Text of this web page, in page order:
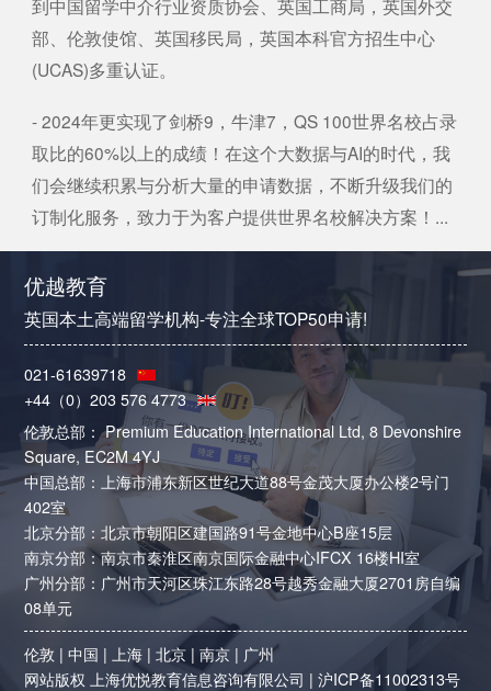
到中国留学中介行业资质协会、英国工商局，英国外交
部、伦敦使馆、英国移民局，英国本科官方招生中心
(UCAS)多重认证。
- 2024年更实现了剑桥9，牛津7，QS 100世界名校占录
取比的60%以上的成绩！在这个大数据与AI的时代，我
们会继续积累与分析大量的申请数据，不断升级我们的
订制化服务，致力于为客户提供世界名校解决方案！...
优越教育
英国本土高端留学机构-专注全球TOP50申请!
021-61639718
+44（0）203 576 4773
伦敦总部： Premium Education International Ltd, 8 Devonshire
Square, EC2M 4YJ
中国总部：上海市浦东新区世纪大道88号金茂大厦办公楼2号门
402室
北京分部：北京市朝阳区建国路91号金地中心B座15层
南京分部：南京市秦淮区南京国际金融中心IFCX 16楼HI室
广州分部：广州市天河区珠江东路28号越秀金融大厦2701房自编
08单元
伦敦 |中国 | 上海 |北京 |南京 | 广州
网站版权 上海优悦教育信息咨询有限公司 |沪ICP备11002313号